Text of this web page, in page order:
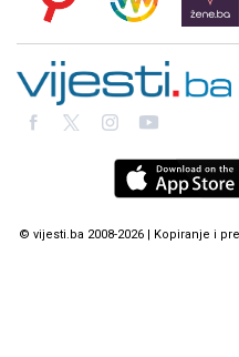
© vijesti.ba 2008-2026 | Kopiranje i